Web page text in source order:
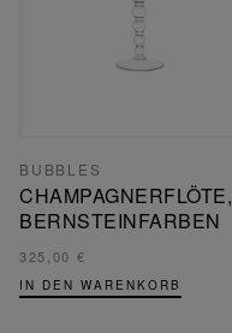
BUBBLES
CHAMPAGNERFLÖTE,
BERNSTEINFARBEN
325,00 €
IN DEN WARENKORB